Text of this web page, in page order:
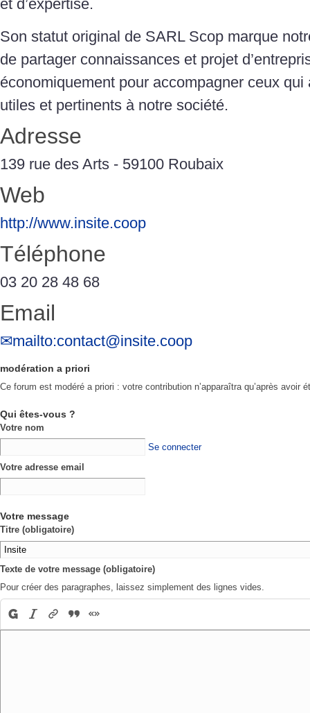
et d’expertise.
Son statut original de SARL Scop marque
de partager connaissances et projet
économiquement pour accompagner ceux
utiles et pertinents à notre société.
Adresse
139 rue des Arts - 59100 Roubaix
Web
http://www.insite.coop
Téléphone
03 20 28 48 68
Email
mailto:contact@insite.coop
modération a priori
Ce forum est modéré a priori : votre contribution n’apparaîtra qu’après avoir
Qui êtes-vous ?
Votre nom
Se connecter
Votre adresse email
Votre message
Titre (obligatoire)
Texte de votre message (obligatoire)
Pour créer des paragraphes, laissez simplement des lignes vides.